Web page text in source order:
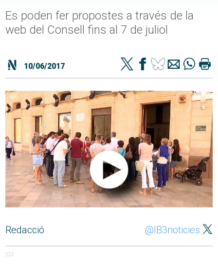
Es poden fer propostes a través de la
web del Consell fins al 7 de juliol
10/06/2017
Redacció @IB3noticies
222